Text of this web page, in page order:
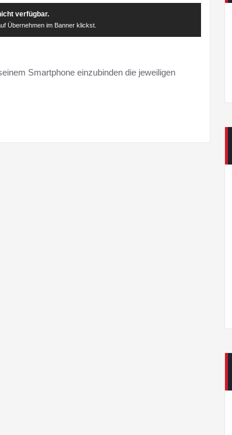
verfügbar.
Übernehmen im Banner klickst.
Smartphone einzubinden die jeweiligen